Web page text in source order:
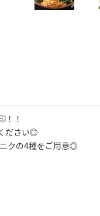
！！
ださい◎
クの4種をご用意◎